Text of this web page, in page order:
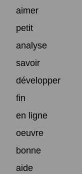
aimer
petit
analyse
savoir
développer
fin
en ligne
oeuvre
bonne
aide